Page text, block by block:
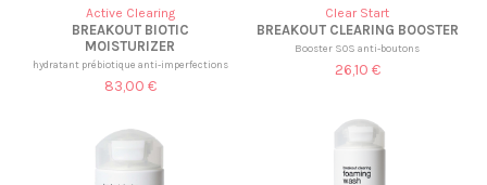
Active Clearing
BREAKOUT BIOTIC
MOISTURIZER
hydratant prébiotique anti-imperfections
83,00 €
Clear Start
BREAKOUT CLEARING BOOSTER
Booster SOS anti-boutons
26,10 €